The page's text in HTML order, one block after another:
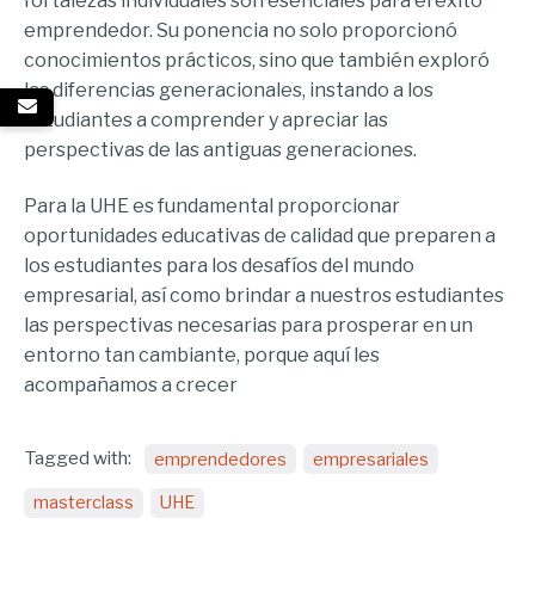
emprendedor. Su ponencia no solo proporcionó
conocimientos prácticos, sino que también exploró
las diferencias generacionales, instando a los
estudiantes a comprender y apreciar las
perspectivas de las antiguas generaciones.
Para la UHE es fundamental proporcionar
oportunidades educativas de calidad que preparen a
los estudiantes para los desafíos del mundo
empresarial, así como brindar a nuestros estudiantes
las perspectivas necesarias para prosperar en un
entorno tan cambiante, porque aquí les
acompañamos a crecer
Tagged with: emprendedores empresariales
masterclass UHE